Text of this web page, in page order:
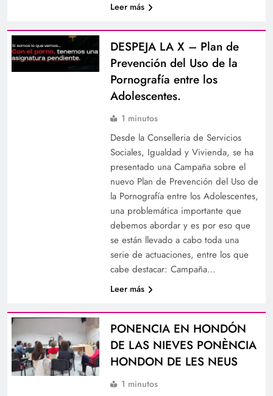
Leer más
DESPEJA LA X – Plan de
Prevención del Uso de la
Pornografía entre los
Adolescentes.
1 minutos
Desde la Conselleria de Servicios
Sociales, Igualdad y Vivienda, se ha
presentado una Campaña sobre el
nuevo Plan de Prevención del Uso de
la Pornografía entre los Adolescentes,
una problemática importante que
debemos abordar y es por eso que
se están llevado a cabo toda una
serie de actuaciones, entre los que
cabe destacar: Campaña…
Leer más
PONENCIA EN HONDÓN
DE LAS NIEVES PONÈNCIA
HONDON DE LES NEUS
1 minutos